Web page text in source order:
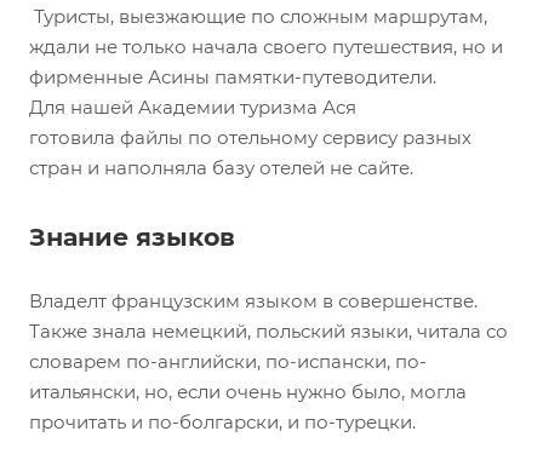
Туристы, выезжающие по сложным маршрутам,
ждали не только начала своего путешествия, но и
фирменные Асины памятки-путеводители.
Для нашей Академии туризма Ася
готовила файлы по отельному сервису разных
стран и наполняла базу отелей не сайте.
Знание языков
Владелт французским языком в совершенстве.
Также знала немецкий, польский языки, читала со
словарем по-английски, по-испански, по-
итальянски, но, если очень нужно было, могла
прочитать и по-болгарски, и по-турецки.